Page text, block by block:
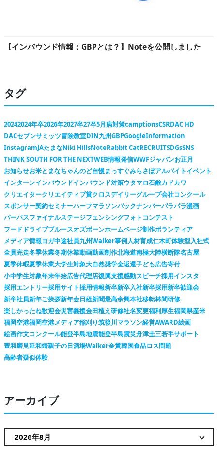
【インバウンド情報：GBPとは？】Noteを公開しました
タグ
20242024年卒2026年2027卒27卒5月病対策camptionsCSRDAC HD
DACセブンサミッツ冒険教室DIN九州GBPGoogleInformation
InstagramJAたまなNiki HillsNoteRabbit CatRECRUITSDGsSNS
THINK SOUTH FOR THE NEXTWEB情報発信WWFジャパンお正月
お知らせお米とまなちゃんのど自慢まっすぐみらさぽアルバイトイベント
インターンインバウンドインバウンド対策ウタマロ石鹸カドカワ
クリエイタークリエイティブ賞クロスデイリーグループ会社コンクール
スポンサー契約セミナーハーフマラソンバックナンバーパラパラ漫画
パーパスファイナルステージフェンシングフォトコンテスト
フードドライブブルースオズボーンホームページ制作ボランティア
メディア情報ヨガ中途社員九州Walker事例人材育成仁木町体験型入社式
全員完走冬季休業冬期休業動画動画制作北海道南極大陸横断隊名古屋
夏季休暇夏季休業大学生対象大自然奨学金返還子ども広告寄付
小中学生対象年末年始広告代理店復興支援感動スピーチ採用インスタ
採用エントリー採用サイト採用情報新卒新卒入社新卒採用新卒歓迎会
新卒社員新年ご挨拶新年会日経新聞最高余興本社移転林間研修
楽しかったね歓迎会災害義援金田植え研修社名変更福利厚生福岡県産米
福岡空港福岡空港メディア稲刈り筑後川マラソン経営AWARD絵画
絵画作文コンクール能登半島地震能登半島震災舟津圭三若手サポート
萱和磨見延和靖親子の日酒場Walker金賞韓国食品ロス問題
高齢者疑似体験
アーカイブ